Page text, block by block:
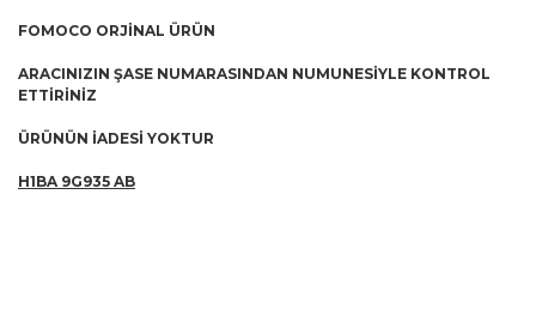
FOMOCO ORJİNAL ÜRÜN
ARACINIZIN ŞASE NUMARASINDAN NUMUNESİYLE KONTROL
ETTİRİNİZ
ÜRÜNÜN İADESİ YOKTUR
H1BA 9G935 AB